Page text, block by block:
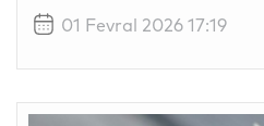
01 Fevral 2026 17:19